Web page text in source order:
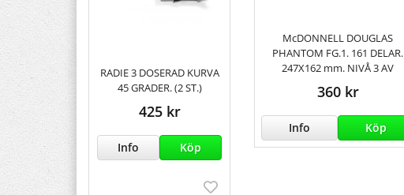
RADIE 3 DOSERAD KURVA
45 GRADER. (2 ST.)
425 kr
Info Köp
McDONNELL DOUGLAS
PHANTOM FG.1. 161 DELAR.
247X162 mm. NIVÅ 3 AV
360 kr
Info Köp